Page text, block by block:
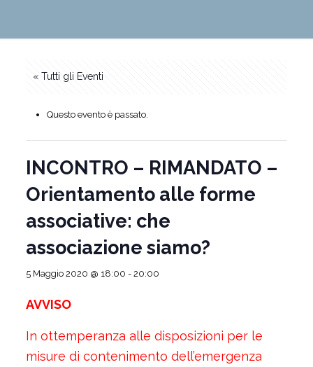
« Tutti gli Eventi
Questo evento è passato.
INCONTRO – RIMANDATO –
Orientamento alle forme
associative: che
associazione siamo?
5 Maggio 2020 @ 18:00 - 20:00
AVVISO
In ottemperanza alle disposizioni per le
misure di contenimento dell’emergenza